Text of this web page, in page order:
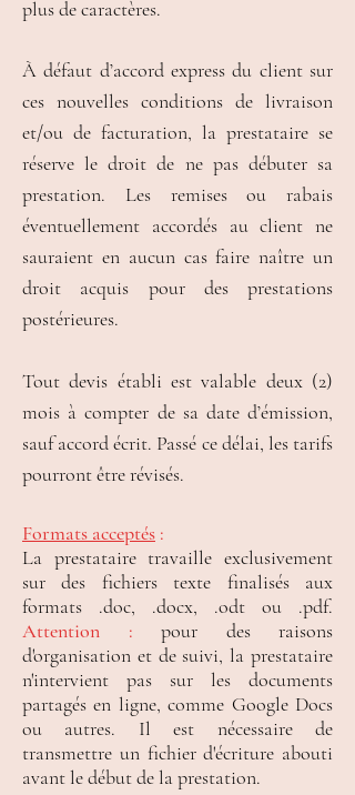
plus de caractères.
À défaut d’accord express du client sur
ces nouvelles conditions de livraison
et/ou de facturation, la prestataire se
réserve le droit de ne pas débuter sa
prestation. Les remises ou rabais
éventuellement accordés au client ne
sauraient en aucun cas faire naître un
droit acquis pour des prestations
postérieures.
Tout devis établi est valable deux (2)
mois à compter de sa date d’émission,
sauf accord écrit. Passé ce délai, les tarifs
pourront être révisés.
Formats acceptés :
La prestataire travaille exclusivement
sur des fichiers texte finalisés aux
formats .doc, .docx, .odt ou .pdf.
Attention : pour des raisons
d'organisation et de suivi, la prestataire
n'intervient pas sur les documents
partagés en ligne, comme Google Docs
ou autres. Il est nécessaire de
transmettre un fichier d'écriture abouti
avant le début de la prestation.